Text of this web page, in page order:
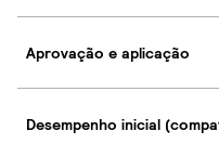
Aprovação e aplicação
Desempenho inicial